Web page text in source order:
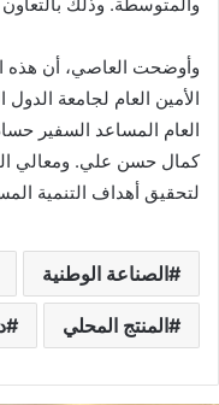
والمتوسطة. وذلك
وأوضحت العاصي، أن هذه
الأمين العام لجامعة الدول
العام المساعد السفير
كمال حسن علي. ومعالي
لتحقيق أهداف التنمية
الصناعة الوطنية
المنتج المحلي